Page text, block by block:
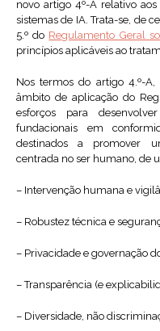
novo artigo 4º-A relativo
sistemas de IA. Trata-se, de
5.º do Regulamento Geral
princípios aplicáveis ao
Nos termos do artigo 4.º-
âmbito de aplicação do
esforços para
fundacionais em
destinados a promover
centrada no ser humano, de
– Intervenção humana e
– Robustez técnica e
– Privacidade e governação
– Transparência (e
– Diversidade, não